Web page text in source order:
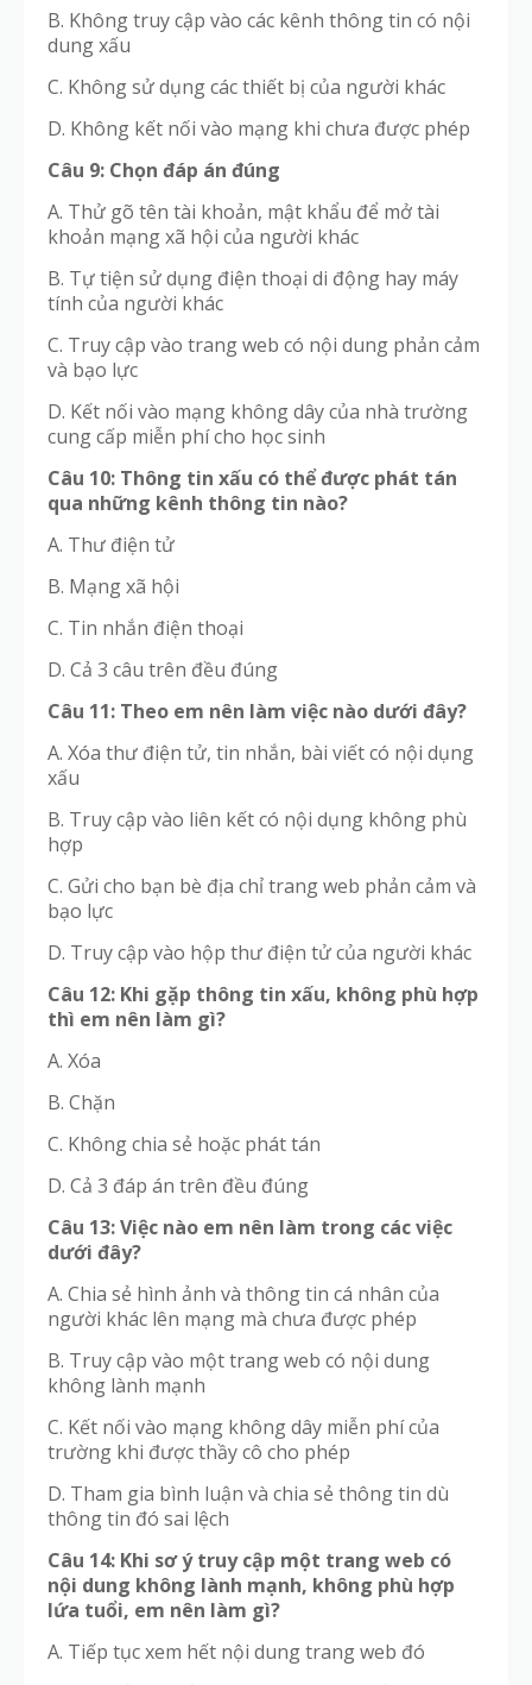
B. Không truy cập vào các kênh thông tin có nội
dung xấu
C. Không sử dụng các thiết bị của người khác
D. Không kết nối vào mạng khi chưa được phép
Câu 9: Chọn đáp án đúng
A. Thử gõ tên tài khoản, mật khẩu để mở tài
khoản mạng xã hội của người khác
B. Tự tiện sử dụng điện thoại di động hay máy
tính của người khác
C. Truy cập vào trang web có nội dung phản cảm
và bạo lực
D. Kết nối vào mạng không dây của nhà trường
cung cấp miễn phí cho học sinh
Câu 10: Thông tin xấu có thể được phát tán
qua những kênh thông tin nào?
A. Thư điện tử
B. Mạng xã hội
C. Tin nhắn điện thoại
D. Cả 3 câu trên đều đúng
Câu 11: Theo em nên làm việc nào dưới đây?
A. Xóa thư điện tử, tin nhắn, bài viết có nội dụng
xấu
B. Truy cập vào liên kết có nội dụng không phù
hợp
C. Gửi cho bạn bè địa chỉ trang web phản cảm và
bạo lực
D. Truy cập vào hộp thư điện tử của người khác
Câu 12: Khi gặp thông tin xấu, không phù hợp
thì em nên làm gì?
A. Xóa
B. Chặn
C. Không chia sẻ hoặc phát tán
D. Cả 3 đáp án trên đều đúng
Câu 13: Việc nào em nên làm trong các việc
dưới đây?
A. Chia sẻ hình ảnh và thông tin cá nhân của
người khác lên mạng mà chưa được phép
B. Truy cập vào một trang web có nội dung
không lành mạnh
C. Kết nối vào mạng không dây miễn phí của
trường khi được thầy cô cho phép
D. Tham gia bình luận và chia sẻ thông tin dù
thông tin đó sai lệch
Câu 14: Khi sơ ý truy cập một trang web có
nội dung không lành mạnh, không phù hợp
lứa tuổi, em nên làm gì?
A. Tiếp tục xem hết nội dung trang web đó